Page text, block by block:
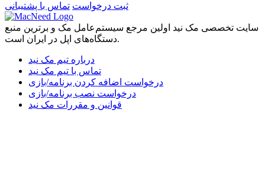
در سایت ثبت‌نام کنید، پلن مناسب خود را انتخاب کنید و دنیایی از
اپلیکیشن‌های مک را در اختیار داشته باشید. با مک نید، تجربه‌ی
استفاده از مک ساده‌تر، حرفه‌ای‌تر و لذت‌بخش‌تر از همیشه است.
ثبت درخواست تماس با پشتیبانی
سایت تخصصی مک نید اولین مرجع سیستم‌عامل مک و برترین منبع
دستگاه‌های اپل در ایران است.
درباره تیم مک نید
تماس با تیم مک نید
درخواست اضافه کردن برنامه/بازی
درخواست نصب برنامه/بازی
قوانین و مقررات مک نید